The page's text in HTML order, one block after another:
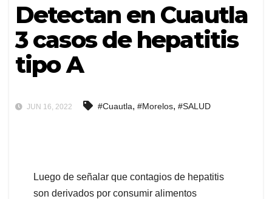
Detectan en Cuautla
3 casos de hepatitis
tipo A
JUN 16, 2022 #Cuautla, #Morelos, #SALUD
Luego de señalar que contagios de hepatitis
son derivados por consumir alimentos